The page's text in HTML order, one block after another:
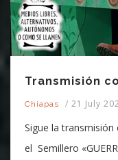
Transmisión
Chiapas / 21 July
Sigue la
el Semillero